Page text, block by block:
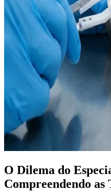
O Dilema do
Compreendendo